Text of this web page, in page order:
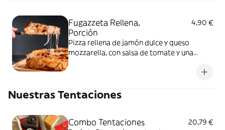
Fugazzeta Rellena,
Porción
4,90 €
Pizza rellena de jamón dulce y queso
mozzarella, con salsa de tomate y una
Nuestras Tentaciones
Combo Tentaciones
20,79 €